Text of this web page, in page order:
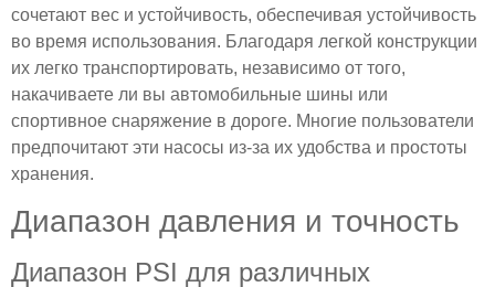
сочетают вес и устойчивость, обеспечивая устойчивость
во время использования. Благодаря легкой конструкции
их легко транспортировать, независимо от того,
накачиваете ли вы автомобильные шины или
спортивное снаряжение в дороге. Многие пользователи
предпочитают эти насосы из-за их удобства и простоты
хранения.
Диапазон давления и точность
Диапазон PSI для различных